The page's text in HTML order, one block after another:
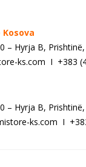
– Hyrja B,
ks.com I +383
– Hyrja B,
ks.com I